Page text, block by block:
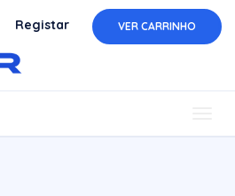
Registar VER CARRINHO